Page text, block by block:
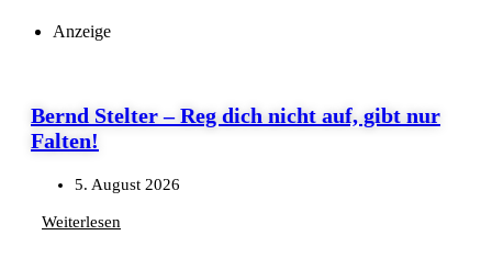
Anzeige
Bernd Stelter – Reg dich nicht auf, gibt nur
Falten!
5. August 2026
Weiterlesen